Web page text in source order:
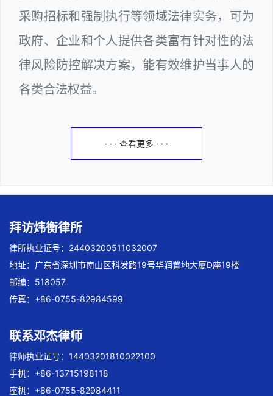
采购招标和强制执行等领域法律实务，可为
政府、企业和个人提供各类富有针对性的法
律风险防控解决方案，能有效维护当事人的
各类合法权益。
· · · 查看更多 · · ·
拜访炜衡律所
律所执业证号：24403200511032007
地址：广东省深圳市南山区科发路19号华润置地大厦D座19楼
邮编：518057
传真：+86-0755-82984599
联系邓杰律师
律师执业证号：14403201810022100
手机：+86-13715198118
座机：+86-0755-82984411